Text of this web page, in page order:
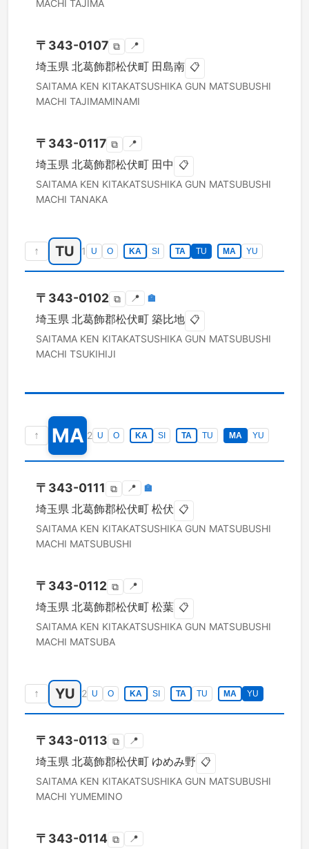
MACHI TAJIMA
〒 343-0107 ⧉ 📍
埼玉県 北葛飾郡松伏町 田島南 📋
SAITAMA KEN KITAKATSUSHIKA GUN MATSUBUSHI
MACHI TAJIMAMINAMI
〒 343-0117 ⧉ 📍
埼玉県 北葛飾郡松伏町 田中 📋
SAITAMA KEN KITAKATSUSHIKA GUN MATSUBUSHI
MACHI TANAKA
↑ TU 1 U O KA SI TA TU MA YU
〒 343-0102 ⧉ 📍 🏣
埼玉県 北葛飾郡松伏町 築比地 📋
SAITAMA KEN KITAKATSUSHIKA GUN MATSUBUSHI
MACHI TSUKIHIJI
↑ MA 2 U O KA SI TA TU MA YU
〒 343-0111 ⧉ 📍 🏣
埼玉県 北葛飾郡松伏町 松伏 📋
SAITAMA KEN KITAKATSUSHIKA GUN MATSUBUSHI
MACHI MATSUBUSHI
〒 343-0112 ⧉ 📍
埼玉県 北葛飾郡松伏町 松葉 📋
SAITAMA KEN KITAKATSUSHIKA GUN MATSUBUSHI
MACHI MATSUBA
↑ YU 2 U O KA SI TA TU MA YU
〒 343-0113 ⧉ 📍
埼玉県 北葛飾郡松伏町 ゆめみ野 📋
SAITAMA KEN KITAKATSUSHIKA GUN MATSUBUSHI
MACHI YUMEMINO
〒 343-0114 ⧉ 📍